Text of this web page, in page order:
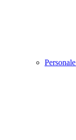
Personale